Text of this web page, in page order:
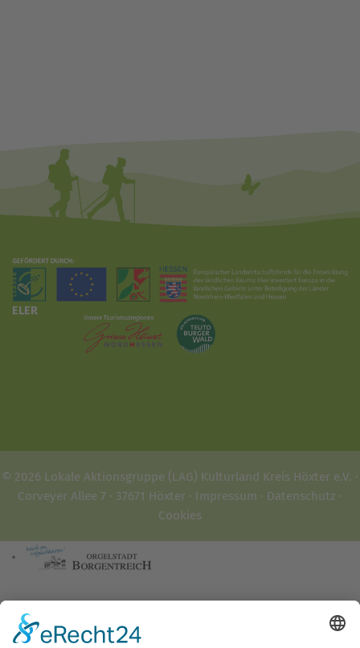
ELER
© 2026 Lokale Aktionsgruppe (LAG) Kulturland Kreis Höxter e.V. ·
Corveyer Allee 7 · 37671 Höxter · Impressum · Datenschutz ·
Cookies